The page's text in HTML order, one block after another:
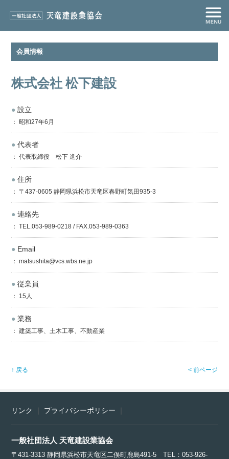
会員情報
株式会社 松下建設
● 設立
： 昭和27年6月
● 代表者
： 代表取締役 松下 進介
● 住所
： 〒437-0605 静岡県浜松市天竜区春野町気田935-3
● 連絡先
： TEL.053-989-0218 / FAX.053-989-0363
● Email
： matsushita@vcs.wbs.ne.jp
● 従業員
： 15人
● 業務
： 建築工事、土木工事、不動産業
↑ 戻る < 前ページ
リンク プライバシーポリシー
一般社団法人 天竜建設業協会
〒431-3313 静岡県浜松市天竜区二俣町鹿島491-5 TEL：053-926-